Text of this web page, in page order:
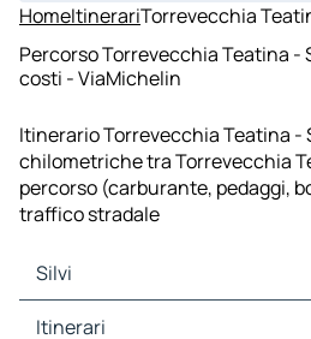
HomeItinerariTorrevecchia
Percorso Torrevecchia Teatina -
costi - ViaMichelin
Itinerario Torrevecchia Teatina -
chilometriche tra Torrevecchia
percorso (carburante, pedaggi,
traffico stradale
Silvi
Silvi Mappe Piantine
Itinerari